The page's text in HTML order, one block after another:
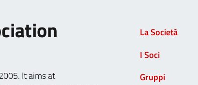
It aims at
La Società
I Soci
Gruppi